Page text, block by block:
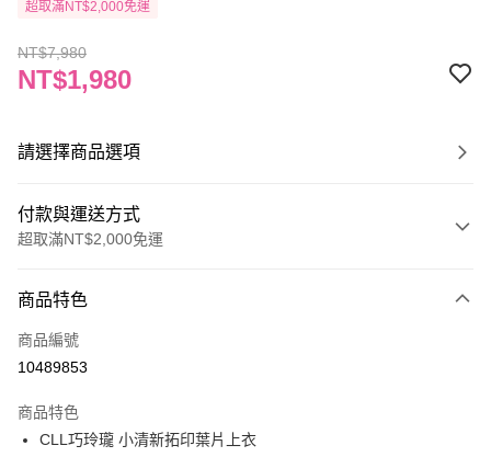
超取滿NT$2,000免運
NT$7,980
NT$1,980
請選擇商品選項
付款與運送方式
超取滿NT$2,000免運
信用卡一次付款
信用卡分期付款
合作金庫商業銀行
華南商業銀行
超商取貨付款
商品特色
商品編號
10489853
商品特色
CLL巧玲瓏 小清新拓印葉片上衣